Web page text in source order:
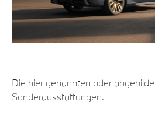
Die hier genannten oder
Sonderausstattungen.